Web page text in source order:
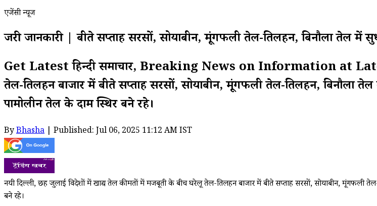
एजेंसी न्यूज
जरुरी जानकारी | बीते सप्ताह सरसों, सोयाबीन, मूंगफली तेल-तिलहन, बिनौला तेल में
Get Latest हिन्दी समाचार, Breaking News on Information at
तेल-तिलहन बाजार में बीते सप्ताह सरसों, सोयाबीन, मूंगफली तेल-तिलहन,
पामोलीन तेल के दाम स्थिर बने रहे।
ByBhasha | Published: Jul 06, 2025 11:12 AM IST
नयी दिल्ली, छह जुलाई विदेशों में खाद्य तेल कीमतों में मजबूती के बीच घरेलू तेल-तिलहन बाजार में बीते सप्ताह सरसों, सोयाबीन,
बने रहे।